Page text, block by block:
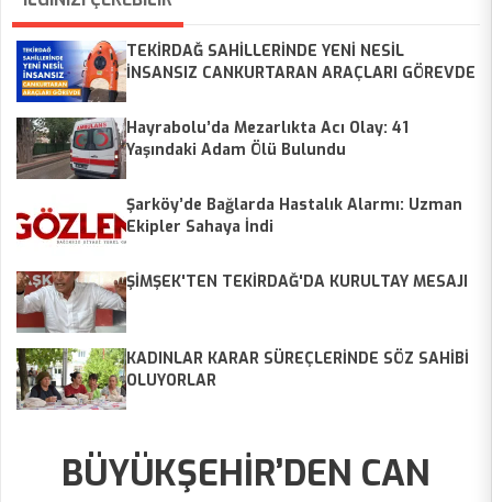
TEKİRDAĞ SAHİLLERİNDE YENİ NESİL
İNSANSIZ CANKURTARAN ARAÇLARI GÖREVDE
Hayrabolu’da Mezarlıkta Acı Olay: 41
Yaşındaki Adam Ölü Bulundu
Şarköy’de Bağlarda Hastalık Alarmı: Uzman
Ekipler Sahaya İndi
ŞİMŞEK'TEN TEKİRDAĞ'DA KURULTAY MESAJI
KADINLAR KARAR SÜREÇLERİNDE SÖZ SAHİBİ
OLUYORLAR
BÜYÜKŞEHİR’DEN CAN